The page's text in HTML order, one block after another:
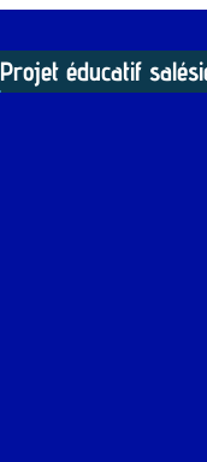
Projet éducatif